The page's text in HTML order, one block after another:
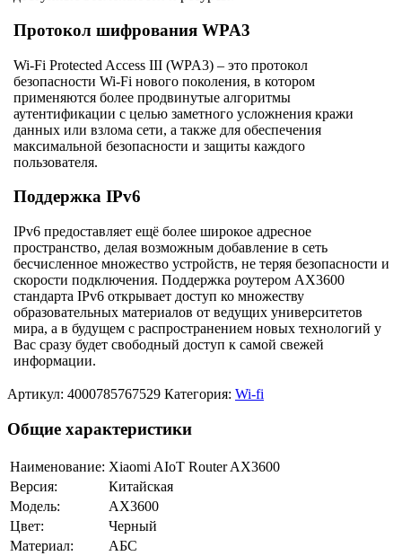
Протокол шифрования WPA3
Wi-Fi Protected Access III (WPA3) – это протокол
безопасности Wi-Fi нового поколения, в котором
применяются более продвинутые алгоритмы
аутентификации с целью заметного усложнения кражи
данных или взлома сети, а также для обеспечения
максимальной безопасности и защиты каждого
пользователя.
Поддержка IPv6
IPv6 предоставляет ещё более широкое адресное
пространство, делая возможным добавление в сеть
бесчисленное множество устройств, не теряя безопасности и
скорости подключения. Поддержка роутером AX3600
стандарта IPv6 открывает доступ ко множеству
образовательных материалов от ведущих университетов
мира, а в будущем с распространением новых технологий у
Вас сразу будет свободный доступ к самой свежей
информации.
Артикул: 4000785767529 Категория: Wi-fi
Общие характеристики
Наименование: Xiaomi AIoT Router AX3600
Версия:
Китайская
Модель:
AX3600
Цвет:
Черный
Материал:
АБС